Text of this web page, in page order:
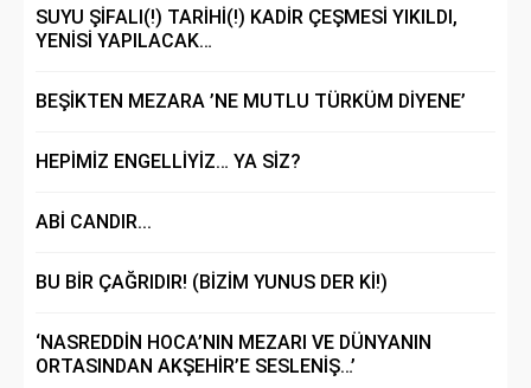
SUYU ŞİFALI(!) TARİHİ(!) KADİR ÇEŞMESİ YIKILDI,
YENİSİ YAPILACAK…
BEŞİKTEN MEZARA ’NE MUTLU TÜRKÜM DİYENE’
HEPİMİZ ENGELLİYİZ… YA SİZ?
ABİ CANDIR...
BU BİR ÇAĞRIDIR! (BİZİM YUNUS DER Kİ!)
‘NASREDDİN HOCA’NIN MEZARI VE DÜNYANIN
ORTASINDAN AKŞEHİR’E SESLENİŞ…’